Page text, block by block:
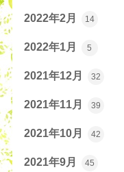
2022年2月 14
2022年1月 5
2021年12月 32
2021年11月 39
2021年10月 42
2021年9月 45